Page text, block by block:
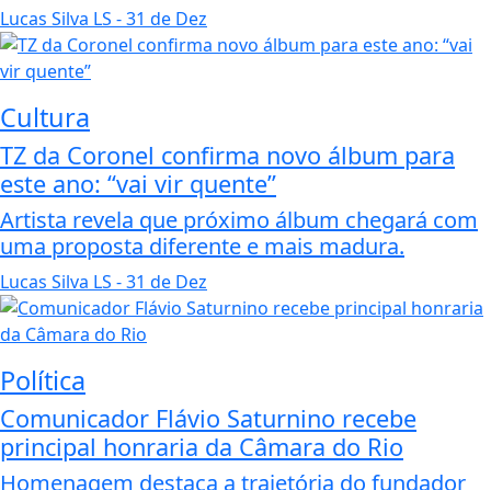
Lucas Silva LS - 31 de Dez
Cultura
TZ da Coronel confirma novo álbum para
este ano: “vai vir quente”
Artista revela que próximo álbum chegará com
uma proposta diferente e mais madura.
Lucas Silva LS - 31 de Dez
Política
Comunicador Flávio Saturnino recebe
principal honraria da Câmara do Rio
Homenagem destaca a trajetória do fundador